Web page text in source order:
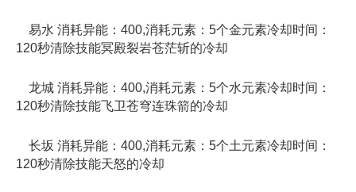
易水 消耗异能：400,消耗元素：5个金元素冷却时间：
120秒清除技能冥殿裂岩苍茫斩的冷却
龙城 消耗异能：400,消耗元素：5个水元素冷却时间：
120秒清除技能飞卫苍穹连珠箭的冷却
长坂 消耗异能：400,消耗元素：5个土元素冷却时间：
120秒清除技能天怒的冷却